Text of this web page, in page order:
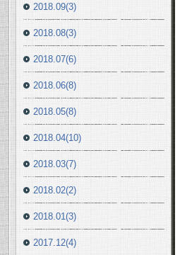
2018.09(3)
2018.08(3)
2018.07(6)
2018.06(8)
2018.05(8)
2018.04(10)
2018.03(7)
2018.02(2)
2018.01(3)
2017.12(4)